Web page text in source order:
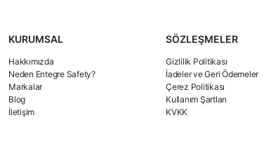
KURUMSAL
Hakkımızda
Neden Entegre Safety?
Markalar
Blog
İletişim
SÖZLEŞMELER
Gizlilik Politikası
İadeler ve Geri Ödemeler
Çerez Politikası
Kullanım Şartları
KVKK